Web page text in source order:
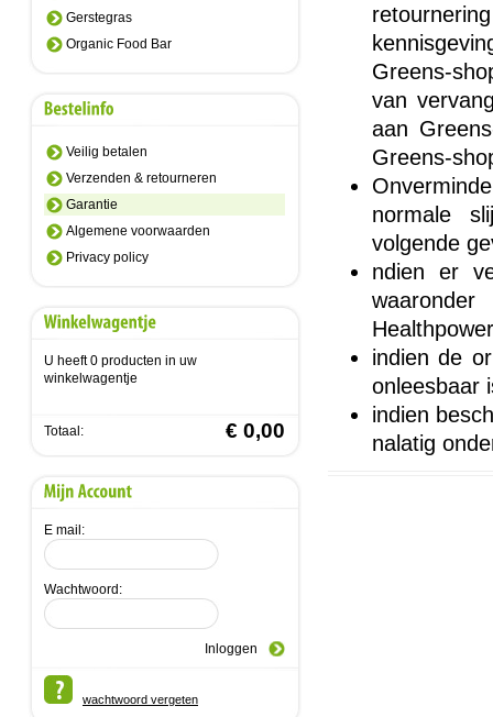
Gerstegras
Organic Food Bar
Veilig betalen
Verzenden & retourneren
Garantie
Algemene voorwaarden
Privacy policy
U heeft 0 producten in uw
winkelwagentje
Totaal: € 0,00
E mail:
Wachtwoord:
wachtwoord vergeten
Greens-
van
aan
Greens-
normale
volgende
ndien er
indien de
onleesbaar
indien
nalatig